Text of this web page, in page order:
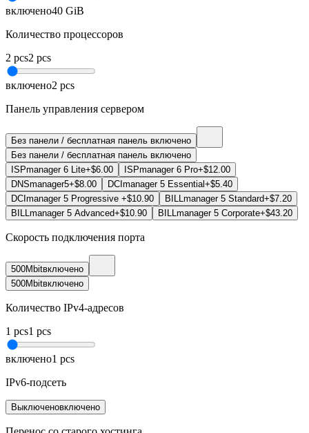
включено40 GiB
Количество процессоров
2 pcs2 pcs
включено2 pcs
Панель управления сервером
Без панели / бесплатная панель включено
Без панели / бесплатная панель включено
ISPmanager 6 Lite+$6.00 ISPmanager 6 Pro+$12.00
DNSmanager5+$8.00 DCImanager 5 Essential+$5.40
DCImanager 5 Progressive +$10.90 BILLmanager 5 Standard+$7.20
BILLmanager 5 Advanced+$10.90 BILLmanager 5 Corporate+$43.20
Cкорость подключения порта
500Mbitвключено
500Mbitвключено
Количество IPv4-адресов
1 pcs1 pcs
включено1 pcs
IPv6-подсеть
Выключеновключено